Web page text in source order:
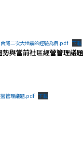
灣二次大地震的經驗為例.pdf 下載
與當前社區經營管理議題
管理議題.pdf 下載